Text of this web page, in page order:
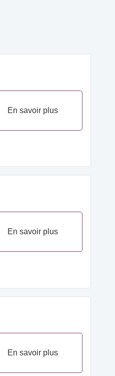
En savoir plus
En savoir plus
En savoir plus